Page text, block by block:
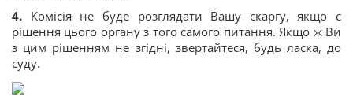
4. Комісія не буде розглядати Вашу скаргу, якщо є
рішення цього органу з того самого питання. Якщо ж Ви
з цим рішенням не згідні, звертайтеся, будь ласка, до
суду.